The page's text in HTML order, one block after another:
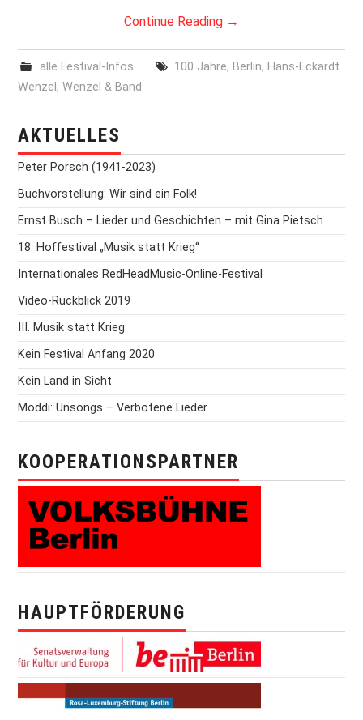
Continue Reading →
alle Festival-Infos 100 Jahre, Berlin, Hans-Eckardt
Wenzel,Wenzel & Band
AKTUELLES
Peter Porsch (1941-2023)
Buchvorstellung: Wir sind ein Folk!
Ernst Busch – Lieder und Geschichten – mit Gina Pietsch
18. Hoffestival „Musik statt Krieg“
Internationales RedHeadMusic-Online-Festival
Video-Rückblick 2019
III. Musik statt Krieg
Kein Festival Anfang 2020
Kein Land in Sicht
Moddi: Unsongs – Verbotene Lieder
KOOPERATIONSPARTNER
HAUPTFÖRDERUNG